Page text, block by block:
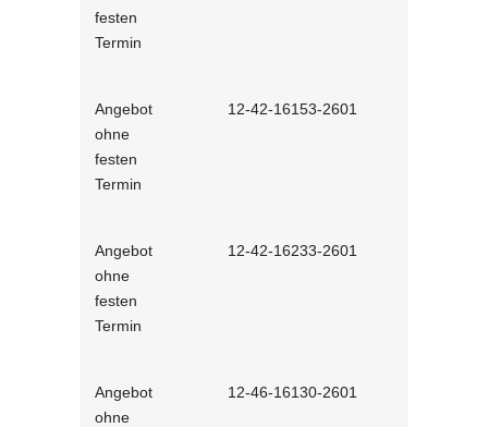
festen
Termin
Angebot
ohne
festen
Termin
12-42-16153-2601
Angebot
ohne
festen
Termin
12-42-16233-2601
Angebot
ohne
12-46-16130-2601